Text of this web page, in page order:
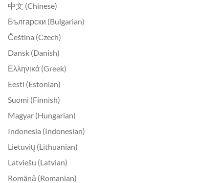
中文 (Chinese)
Български (Bulgarian)
Čeština (Czech)
Dansk (Danish)
Ελληνικά (Greek)
Eesti (Estonian)
Suomi (Finnish)
Magyar (Hungarian)
Indonesia (Indonesian)
Lietuvių (Lithuanian)
Latviešu (Latvian)
Română (Romanian)